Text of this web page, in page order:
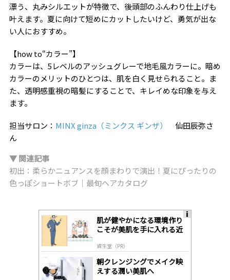
漂う、丸みシルエットが特徴で、後頭部のふんわり仕上げも
叶えます。夏に向けて短めにカットしたいけど、勇気が出な
い人におすすめ。
【how to“カラー”】
カラーは、5レベルのアッシュグレーで地毛風カラーに。暗め
カラーのメリットのひとつは、肌を白く見せられること。ま
た、透明感重視の暗髪にすることで、キレイめな印象を与え
ます。
担当サロン： MINX ginza（ミンクス ギンザ）
仙田辰弥さ
ん
▼ 関連記事
初出：柔らかニュアンスを顔まわりで演出！夏にぴったりの
色っぽショートボブ｜最旬ヘアカタログ
肌が健やかになる環境作り
こそが美肌を手に入れる近
資生堂（PR）
朝クレンジングでメイク映
えする潤い美肌へ